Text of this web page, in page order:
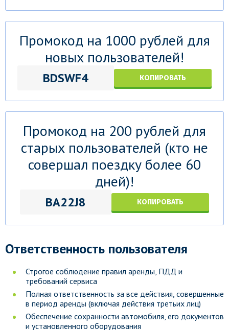
Промокод на 1000 рублей для
новых пользователей!
BDSWF4 КОПИРОВАТЬ
Промокод на 200 рублей для
старых пользователей (кто не
совершал поездку более 60
дней)!
BA22J8 КОПИРОВАТЬ
Ответственность пользователя
Строгое соблюдение правил аренды, ПДД и
требований сервиса
Полная ответственность за все действия, совершенные
в период аренды (включая действия третьих лиц)
Обеспечение сохранности автомобиля, его документов
и установленного оборудования